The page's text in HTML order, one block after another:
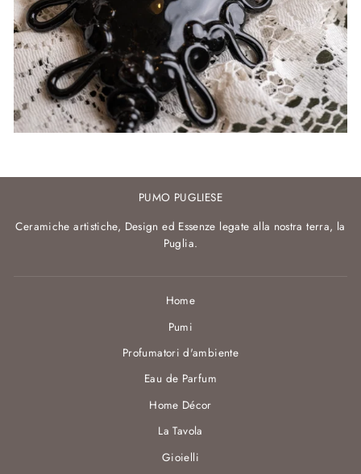
PUMO PUGLIESE
Ceramiche artistiche, Design ed Essenze legate alla nostra terra, la
Puglia.
Home
Pumi
Profumatori d'ambiente
Eau de Parfum
Home Décor
La Tavola
Gioielli